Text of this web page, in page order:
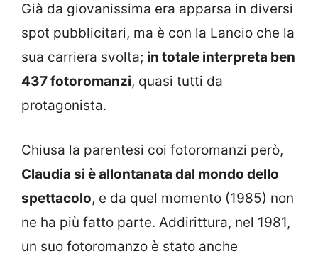
Già da giovanissima era apparsa in diversi
spot pubblicitari, ma è con la Lancio che la
sua carriera svolta; in totale interpreta ben
437 fotoromanzi, quasi tutti da
protagonista.
Chiusa la parentesi coi fotoromanzi però,
Claudia si è allontanata dal mondo dello
spettacolo, e da quel momento (1985) non
ne ha più fatto parte. Addirittura, nel 1981,
un suo fotoromanzo è stato anche